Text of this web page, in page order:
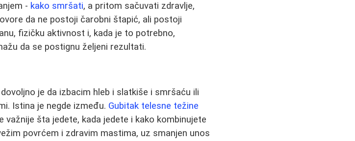
- kako smršati, a pritom sačuvati zdravlje,
da ne postoji čarobni štapić, ali postoji
fizičku aktivnost i, kada je to potrebno,
da se postignu željeni rezultati.
je da izbacim hleb i slatkiše i smršaću ili
Istina je negde između. Gubitak telesne težine
šta jedete, kada jedete i kako kombinujete
povrćem i zdravim mastima, uz smanjen unos